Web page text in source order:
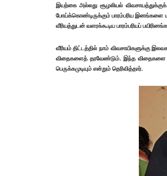
இயற்கை அல்லது சூழலியல்
போய்க்கொண்டிருக்கும் பாரம்பரிய இனங்களை
வீரியத்துடன் வளரக்கூடிய பாரம்பரியப்
வீரியம் திட்டத்தில் நாம் விவசாயிகளுக்கு
விதைகளைத் தரவேண்டும். இந்த விதைகளை
பெருக்கமுடியும் என்றும் தெரிவித்தார்.